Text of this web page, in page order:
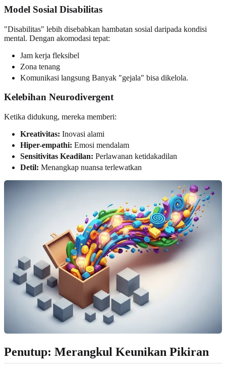
Model Sosial Disabilitas
"Disabilitas" lebih disebabkan hambatan sosial daripada kondisi
mental. Dengan akomodasi tepat:
Jam kerja fleksibel
Zona tenang
Komunikasi langsung Banyak "gejala" bisa dikelola.
Kelebihan Neurodivergent
Ketika didukung, mereka memberi:
Kreativitas: Inovasi alami
Hiper-empathi: Emosi mendalam
Sensitivitas Keadilan: Perlawanan ketidakadilan
Detil: Menangkap nuansa terlewatkan
Penutup: Merangkul Keunikan Pikiran